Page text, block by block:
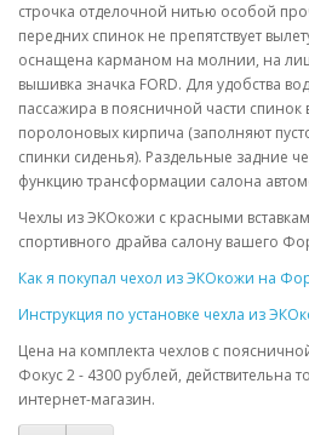
строчка отделочной нитью особой
передних спинок не препятствует
оснащена карманом на молнии, на
вышивка значка FORD. Для удобства
пассажира в поясничной части
поролоновых кирпича (заполняют
спинки сиденья). Раздельные задние
функцию трансформации салона
Чехлы из ЭКОкожи с красными
спортивного драйва салону вашего
Как я покупал чехол из ЭКОкожи на
Инструкция по установке чехла из
Цена на комплекта чехлов с
Фокус 2 - 4300 рублей, действительна
интернет-магазин.